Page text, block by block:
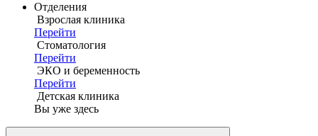
Отделения
Взрослая клиника
Перейти
Стоматология
Перейти
ЭКО и беременность
Перейти
Детская клиника
Вы уже здесь